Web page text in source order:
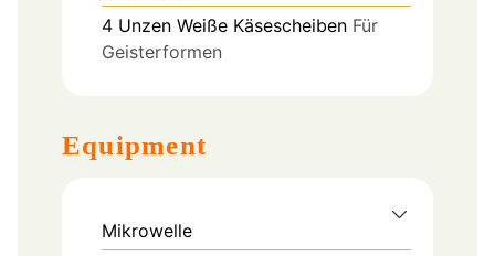
4 Unzen Weiße Käsescheiben Für
Geisterformen
Equipment
Mikrowelle